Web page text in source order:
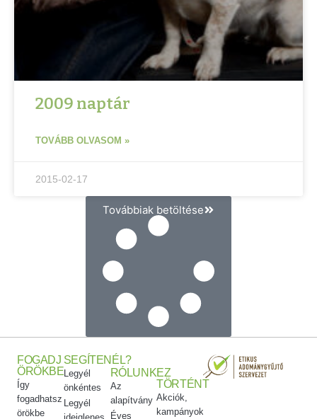
2009 naptár
TOVÁBB OLVASOM »
2015-02-17
Továbbiak betöltése
FOGADJ
ÖRÖKBE
Így
fogadhatsz
örökbe
SEGÍTENÉL?
Legyél
önkéntes
Legyél
RÓLUNK
Az
alapítvány
Éves
EZ
TÖRTÉNT
Akciók,
kampányok